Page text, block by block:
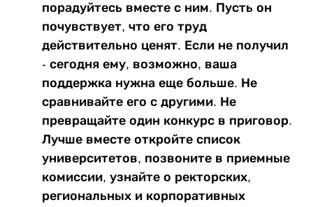
порадуйтесь вместе с ним. Пусть он
почувствует, что его труд
действительно ценят. Если не получил
- сегодня ему, возможно, ваша
поддержка нужна еще больше. Не
сравнивайте его с другими. Не
превращайте один конкурс в приговор.
Лучше вместе откройте список
университетов, позвоните в приемные
комиссии, узнайте о ректорских,
региональных и корпоративных